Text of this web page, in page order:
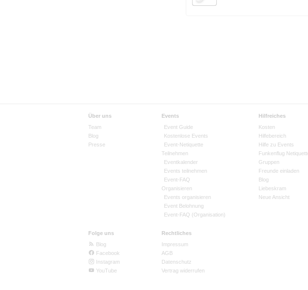
Über uns
Team
Blog
Presse
Events
Event Guide
Kostenlose Events
Event-Netiquette
Teilnehmen
Eventkalender
Events teilnehmen
Event-FAQ
Organisieren
Events organisieren
Event Belohnung
Event-FAQ (Organisation)
Hilfreiches
Kosten
Hilfebereich
Hilfe zu Events
Funkenflug
Gruppen
Freunde einladen
Blog
Liebeskram
Neue Ansicht
Folge uns
Blog
Facebook
Instagram
YouTube
Rechtliches
Impressum
AGB
Datenschutz
Vertrag widerrufen